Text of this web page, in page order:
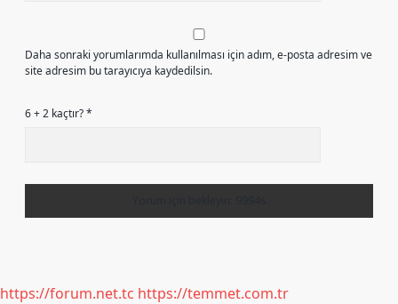
Daha sonraki yorumlarımda kullanılması için adım, e-posta adresim ve
site adresim bu tarayıcıya kaydedilsin.
6 + 2 kaçtır?*
https://forum.net.tc https://temmet.com.tr